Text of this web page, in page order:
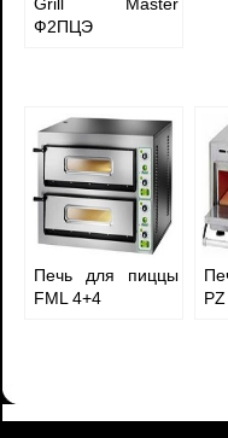
Ф2ПЦЭ
Печь для пиццы
FML 4+4